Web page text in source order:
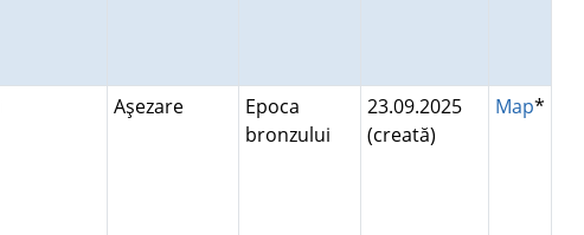
Aşezare
Epoca
bronzului
23.09.2025
(creată)
Map*